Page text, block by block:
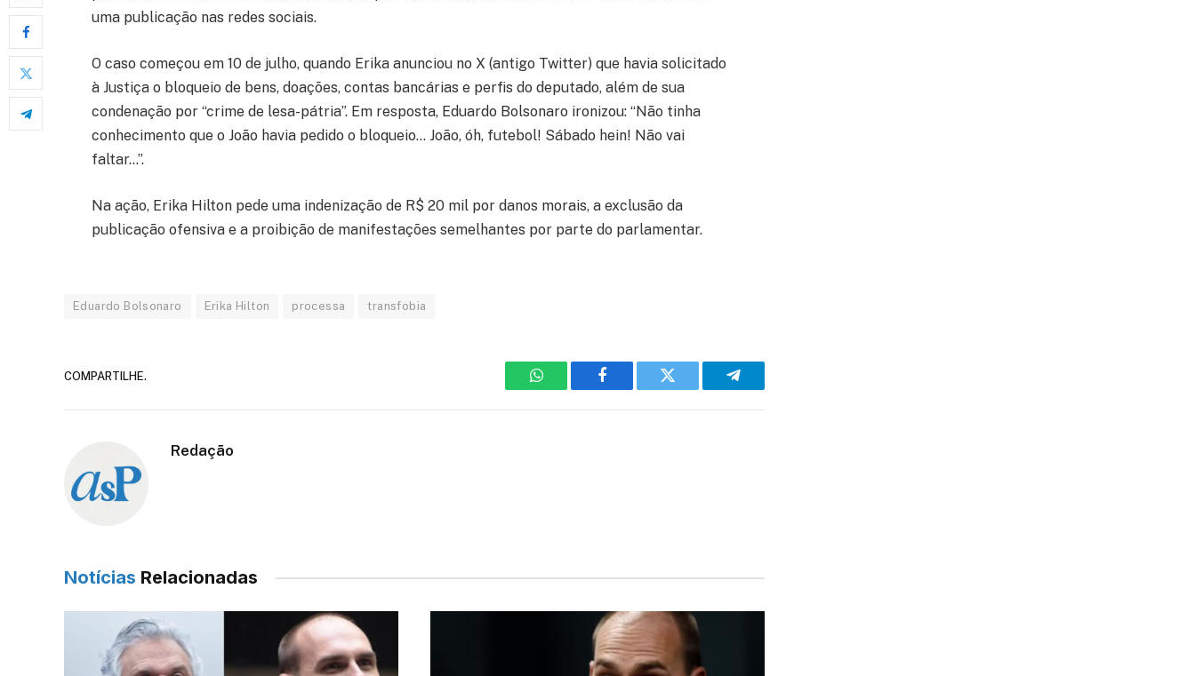
uma publicação nas redes sociais.
O caso começou em 10 de julho, quando Erika anunciou no X (antigo Twitter) que havia solicitado
à Justiça o bloqueio de bens, doações, contas bancárias e perfis do deputado, além de sua
condenação por “crime de lesa-pátria”. Em resposta, Eduardo Bolsonaro ironizou: “Não tinha
conhecimento que o João havia pedido o bloqueio… João, óh, futebol! Sábado hein! Não vai
faltar…”.
Na ação, Erika Hilton pede uma indenização de R$ 20 mil por danos morais, a exclusão da
publicação ofensiva e a proibição de manifestações semelhantes por parte do parlamentar.
Eduardo Bolsonaro Erika Hilton processa transfobia
COMPARTILHE.
WhatsAppFacebook Twitter Telegram
Redação
Notícias Relacionadas